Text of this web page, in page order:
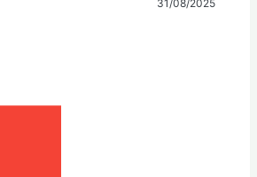
31/08/2025